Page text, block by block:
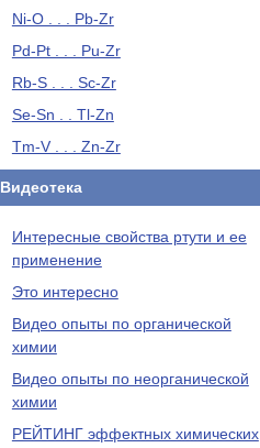
Ni-O . . . Pb-Zr
Pd-Pt . . . Pu-Zr
Rb-S . . . Sc-Zr
Se-Sn . . Tl-Zn
Tm-V . . . Zn-Zr
Видеотека
Интересные свойства ртути и ее
применение
Это интересно
Видео опыты по органической
химии
Видео опыты по неорганической
химии
РЕЙТИНГ эффектных химических